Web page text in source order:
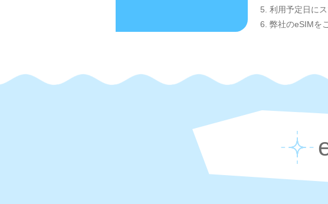
5. 利用予定日に
6. 弊社のeSIMを